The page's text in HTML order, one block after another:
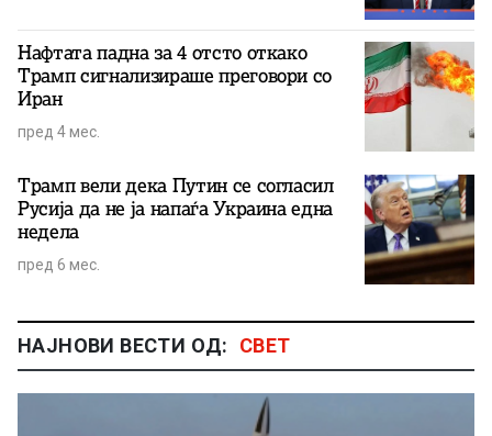
Нафтата падна за 4 отсто откако
Трамп сигнализираше преговори со
Иран
пред 4 мес.
Трамп вели дека Путин се согласил
Русија да не ја напаѓа Украина една
недела
пред 6 мес.
НАЈНОВИ ВЕСТИ ОД: СВЕТ